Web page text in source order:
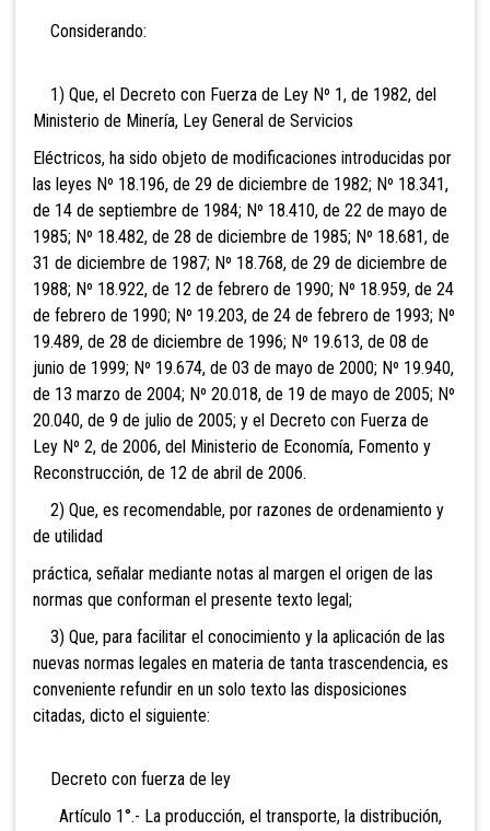
Considerando:
1) Que, el Decreto con Fuerza de Ley Nº 1, de 1982, del
Ministerio de Minería, Ley General de Servicios
Eléctricos, ha sido objeto de modificaciones introducidas por
las leyes Nº 18.196, de 29 de diciembre de 1982; Nº 18.341,
de 14 de septiembre de 1984; Nº 18.410, de 22 de mayo de
1985; Nº 18.482, de 28 de diciembre de 1985; Nº 18.681, de
31 de diciembre de 1987; Nº 18.768, de 29 de diciembre de
1988; Nº 18.922, de 12 de febrero de 1990; Nº 18.959, de 24
de febrero de 1990; Nº 19.203, de 24 de febrero de 1993; Nº
19.489, de 28 de diciembre de 1996; Nº 19.613, de 08 de
junio de 1999; Nº 19.674, de 03 de mayo de 2000; Nº 19.940,
de 13 marzo de 2004; Nº 20.018, de 19 de mayo de 2005; Nº
20.040, de 9 de julio de 2005; y el Decreto con Fuerza de
Ley Nº 2, de 2006, del Ministerio de Economía, Fomento y
Reconstrucción, de 12 de abril de 2006.
2) Que, es recomendable, por razones de ordenamiento y
de utilidad
práctica, señalar mediante notas al margen el origen de las
normas que conforman el presente texto legal;
3) Que, para facilitar el conocimiento y la aplicación de las
nuevas normas legales en materia de tanta trascendencia, es
conveniente refundir en un solo texto las disposiciones
citadas, dicto el siguiente:
Decreto con fuerza de ley
Artículo 1°.- La producción, el transporte, la distribución,